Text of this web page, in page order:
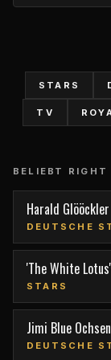
STARS
TV
BELIEBT RIGHT
Harald
Berlin
DEUTSCHE
'The White
STARS
Jimi Blue
den TV-Star
DEUTSCHE